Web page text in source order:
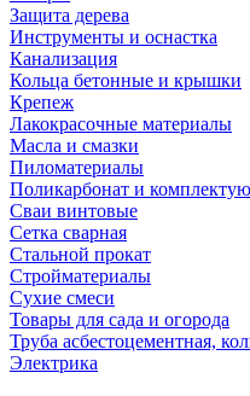
Защита дерева
Инструменты и оснастка
Канализация
Кольца бетонные и крышки
Крепеж
Лакокрасочные материалы
Масла и смазки
Пиломатериалы
Поликарбонат и
Сваи винтовые
Сетка сварная
Стальной прокат
Стройматериалы
Сухие смеси
Товары для сада и огорода
Труба асбестоцементная,
Электрика